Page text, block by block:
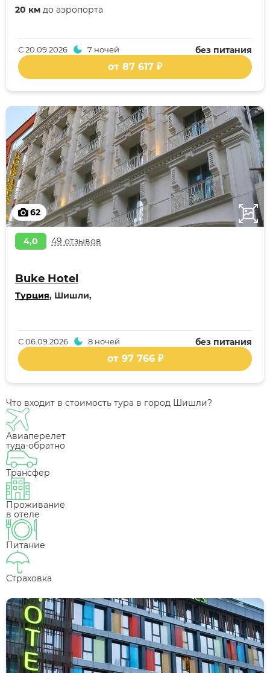
20 км до аэропорта
без питания
С20.09.2026 7 ночей
от 87 617 ₽
62
4,0 49 отзывов
Buke Hotel
Турция, Шишли,
без питания
С06.09.2026 8 ночей
от 97 766 ₽
Что входит в стоимость тура в город Шишли?
Авиаперелет
туда-обратно
Трансфер
Проживание
в отеле
Питание
Страховка